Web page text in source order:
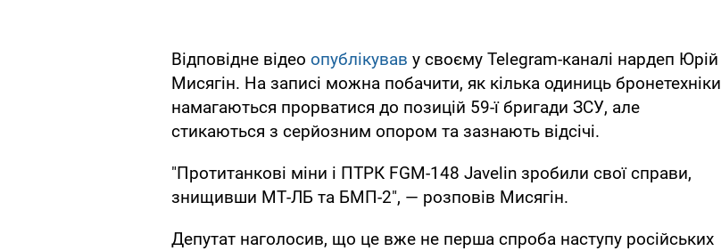
Відповідне відео опублікував у своєму Telegram-каналі нардеп Юрій
Мисягін. На записі можна побачити, як кілька одиниць бронетехніки
намагаються прорватися до позицій 59-ї бригади ЗСУ, але
стикаються з серйозним опором та зазнають відсічі.
"Протитанкові міни і ПТРК FGM-148 Javelin зробили свої справи,
знищивши МТ-ЛБ та БМП-2", — розповів Мисягін.
Депутат наголосив, що це вже не перша спроба наступу російських